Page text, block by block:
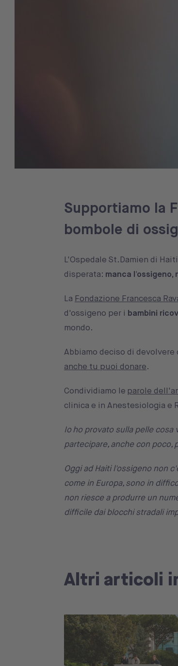
Supportiamo la
bombole di
L'Ospedale St.Damien di
disperata: manca l'ossigeno,
La Fondazione Francesca
d'ossigeno per i bambini
mondo.
Abbiamo deciso di
anche tu puoi donare.
Condividiamo le parole
clinica e in Anestesiologia e
Io ho provato sulla pelle cosa
partecipare, anche con poco,
Oggi ad Haiti l'ossigeno non
come in Europa, sono in
non riesce a produrre un
difficile dai blocchi stradali
Altri articoli